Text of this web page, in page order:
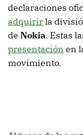
declaraciones
adquirirla
de Nokia. Estas
presentación en
movimiento.